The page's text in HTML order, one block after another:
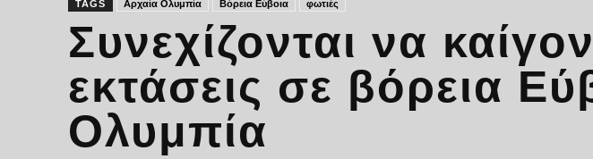
TAGS Αρχαία Ολυμπία Βόρεια Εύβοια φωτιές
Συνεχίζονται να
εκτάσεις σε βόρεια
Ολυμπία